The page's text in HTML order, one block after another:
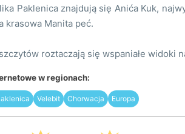
Paklenica znajdują się Anića Kuk,
krasowa Manita peć.
roztaczają się wspaniałe widoki
w regionach:
Velebit Chorwacja Europa